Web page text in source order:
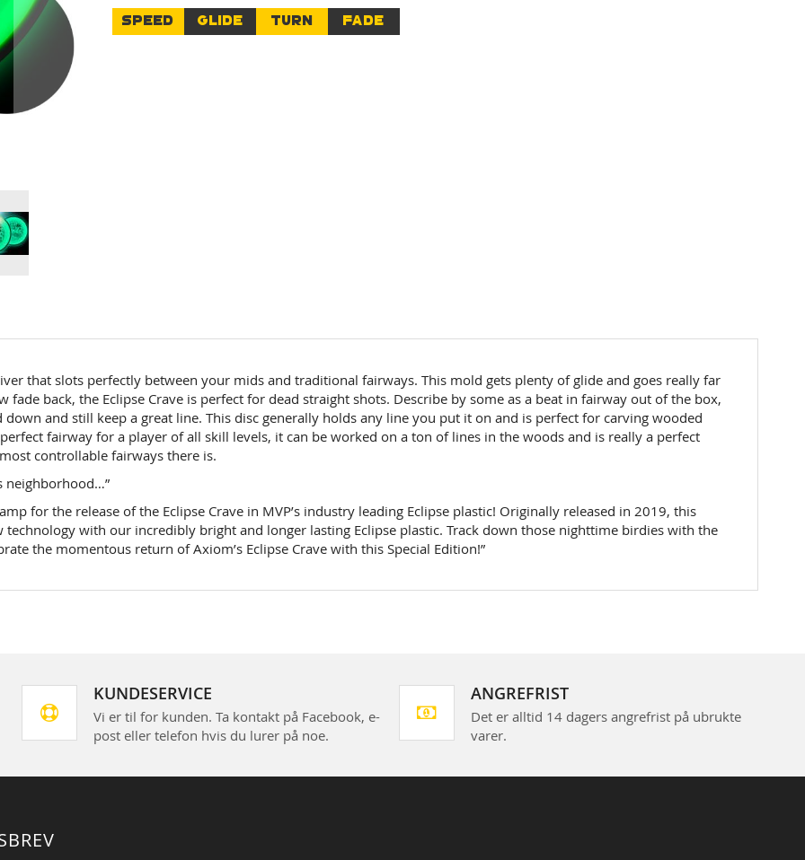
SPEED GLIDE TURN FADE
that slots perfectly between your mids and traditional fairways. This mold gets plenty of glide and goes really far
back, the Eclipse Crave is perfect for dead straight shots. Describe by some as a beat in fairway out of the box,
and still keep a great line. This disc generally holds any line you put it on and is perfect for carving wooded
fairway for a player of all skill levels, it can be worked on a ton of lines in the woods and is really a perfect
controllable fairways there is.
neighborhood…”
for the release of the Eclipse Crave in MVP’s industry leading Eclipse plastic! Originally released in 2019, this
with our incredibly bright and longer lasting Eclipse plastic. Track down those nighttime birdies with the
the momentous return of Axiom’s Eclipse Crave with this Special Edition!”
KUNDESERVICE
Vi er til for kunden. Ta kontakt på Facebook, e-
post eller telefon hvis du lurer på noe.
ANGREFRIST
Det er alltid 14 dagers angrefrist på ubrukte
varer.